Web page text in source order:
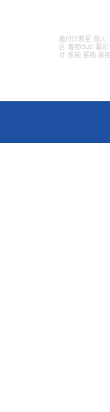
着付け教室 個人
区 着物club 夏彩
け 振袖 留袖 振